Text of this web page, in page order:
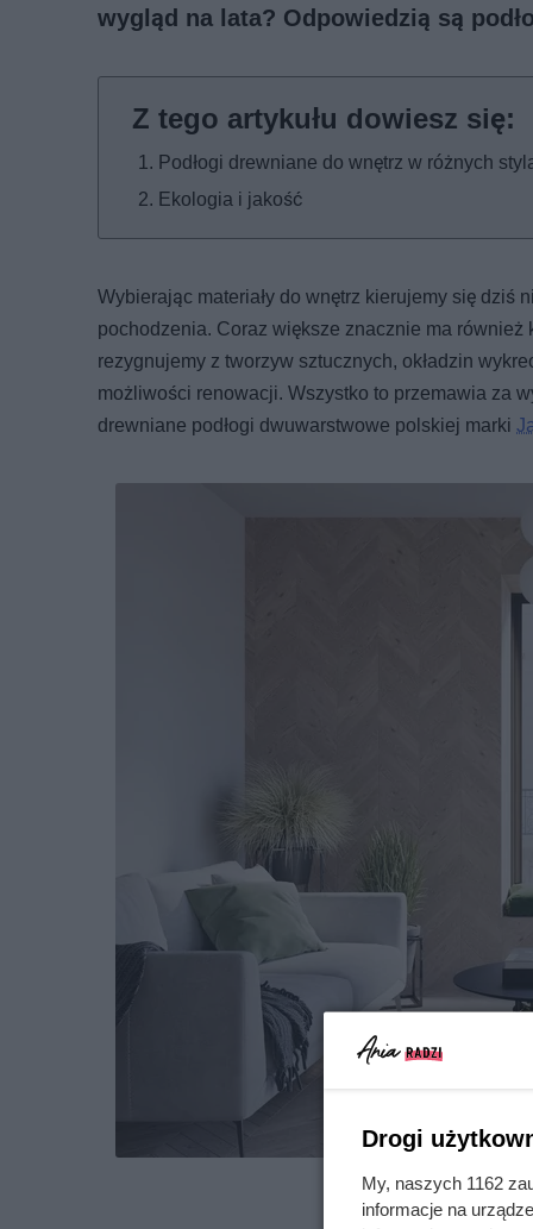
wygląd na lata? Odpowiedzią są
Podłogi drewniane do wnętrz w różnych
Ekologia i jakość
Wybierając materiały do wnętrz kierujemy się dziś
pochodzenia. Coraz większe znacznie ma
rezygnujemy z tworzyw sztucznych, okładzin
możliwości renowacji. Wszystko to przemawia za
drewniane podłogi dwuwarstwowe polskiej marki
Drewniana
Drogi
My, naszych 1162
informacje na